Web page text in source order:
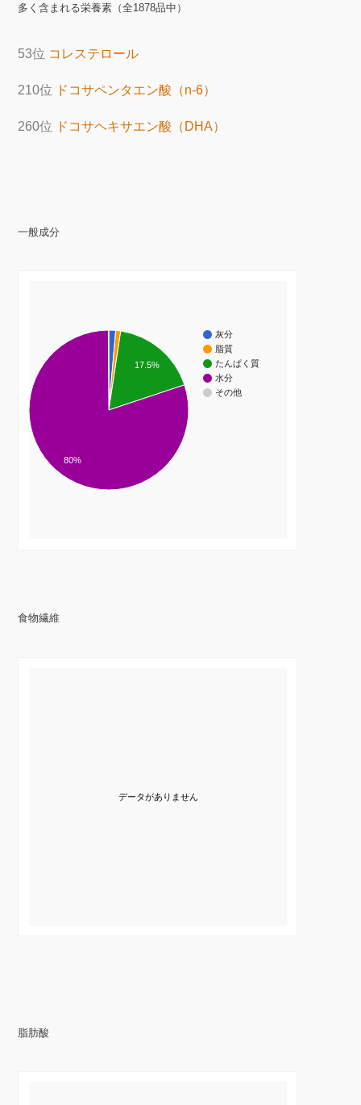
多く含まれる栄養素（全1878品中）
53位 コレステロール
210位 ドコサペンタエン酸（n-6）
260位 ドコサヘキサエン酸（DHA）
一般成分
灰分
脂質
たんぱく質
水分
その他
17.5%
80%
食物繊維
データがありません
脂肪酸